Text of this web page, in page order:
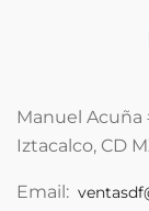
Manuel Acuña
Iztacalco, CD
Email: